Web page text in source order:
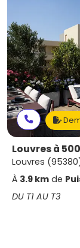
Louvres à 500
Louvres
À 3.9 km de
DU T1 AU T3